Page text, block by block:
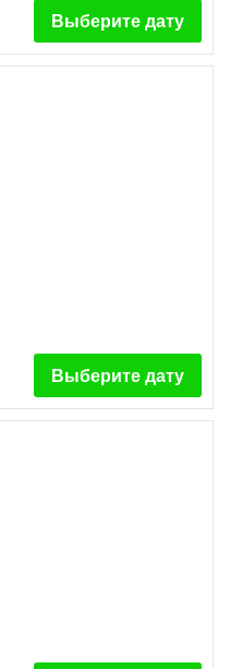
Выберите дату
Выберите дату